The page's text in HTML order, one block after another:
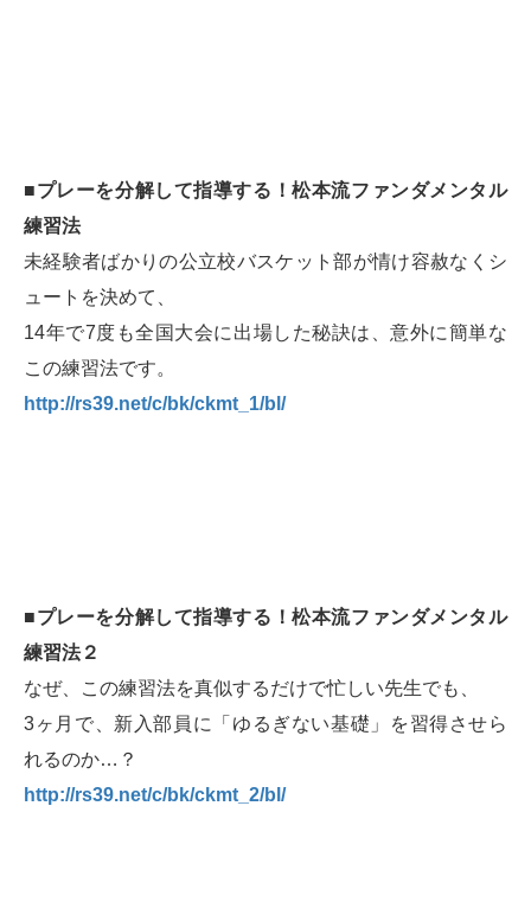
■プレーを分解して指導する！松本流ファンダメンタル
練習法
未経験者ばかりの公立校バスケット部が情け容赦なくシ
ュートを決めて、
14年で7度も全国大会に出場した秘訣は、意外に簡単な
この練習法です。
http://rs39.net/c/bk/ckmt_1/bl/
■プレーを分解して指導する！松本流ファンダメンタル
練習法２
なぜ、この練習法を真似するだけで忙しい先生でも、
3ヶ月で、新入部員に「ゆるぎない基礎」を習得させら
れるのか…？
http://rs39.net/c/bk/ckmt_2/bl/